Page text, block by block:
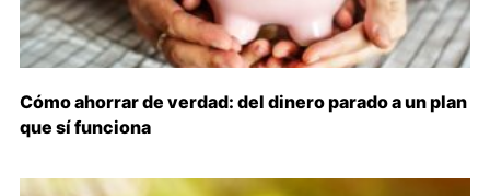
Cómo ahorrar de verdad: del dinero parado a un plan
que sí funciona